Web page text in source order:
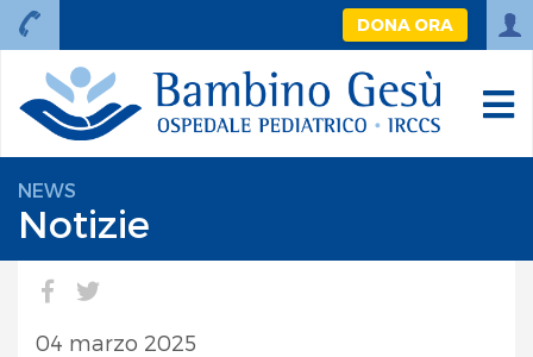
DONA ORA
NEWS
Notizie
04 marzo 2025